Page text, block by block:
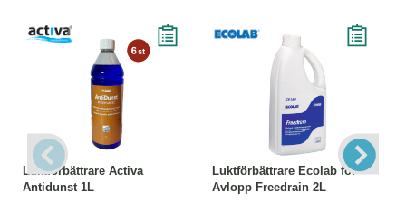
Luktförbättrare Activa
Antidunst 1L
Luktförbättrare Ecolab för
Avlopp Freedrain 2L